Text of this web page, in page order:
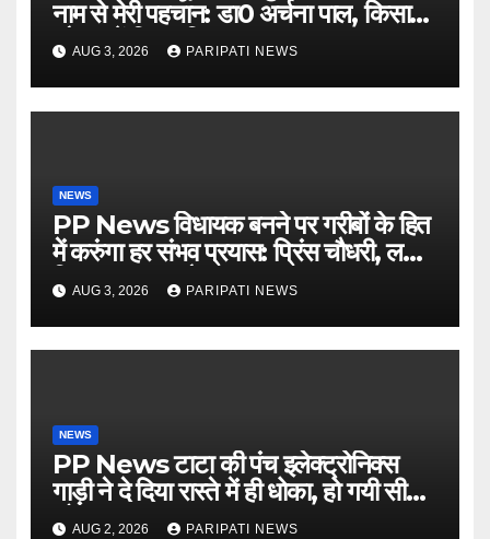
नाम से मेरी पहचान: डा0 अर्चना पाल, किसान
चौपाल में दिया परिचय
AUG 3, 2026 PARIPATI NEWS
NEWS
PP News विधायक बनने पर गरीबों के हित
में करुंगा हर संभव प्रयास: प्रिंस चौधरी, लगाई
किसान मजदूर चौपाल
AUG 3, 2026 PARIPATI NEWS
NEWS
PP News टाटा की पंच इलेक्ट्रोनिक्स
गाड़ी ने दे दिया रास्ते में ही धोका, हो गयी सीज,
जो सब बताया झूठ
AUG 2, 2026 PARIPATI NEWS